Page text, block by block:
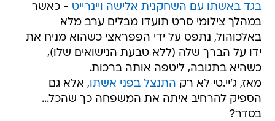
בגד באשתו עם השחקנית אלישה ויינרייט - כאשר
במהלך צילומי סרט תועדו מבלים ערב מלא
באלכוהול, נתפס על ידי הפפראצי כשהוא מניח את
ידו על הברך שלה (ללא טבעת הנישואים שלו),
כשהיא בתגובה, ליטפה אותה ברכות.
מאז, ג'יי.טי לא רק התנצל בפני אשתו, אלא גם
הספיק להרחיב איתה את המשפחה כך שהכל...
בסדר?